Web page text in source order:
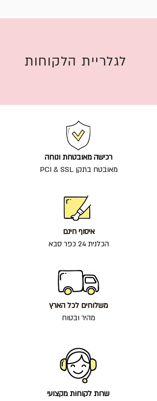
לגלריית הלקוחות
רכישה מאובטחת ונוחה
מאובטח בתקן PCI & SSL
איסוף חינם
הכלנית 24 כפר סבא
משלוחים לכל הארץ
מהיר ובטוח
שרות לקוחות מקצועי